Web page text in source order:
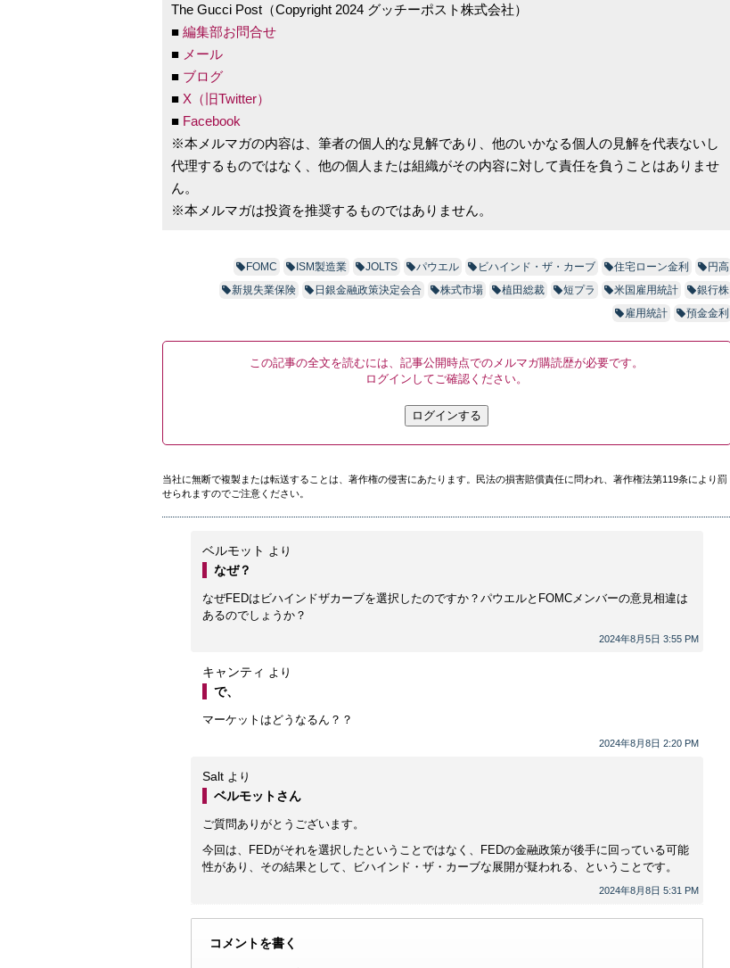
The Gucci Post（Copyright 2024 グッチーポスト株式会社）
■ 編集部お問合せ
■ メール
■ ブログ
■ X（旧Twitter）
■ Facebook
※本メルマガの内容は、筆者の個人的な見解であり、他のいかなる個人の見解を代表ないし
代理するものではなく、他の個人または組織がその内容に対して責任を負うことはありませ
ん。
※本メルマガは投資を推奨するものではありません。
FOMC ISM製造業 JOLTS パウエル ビハインド・ザ・カーブ 住宅ローン金利
円高
新規失業保険
日銀金融政策決定会合 株式市場 植田総裁 短プラ 米国雇用統計
銀行株
雇用統計
預金金利
この記事の全文を読むには、記事公開時点でのメルマガ購読歴が必要です。
ログインしてご確認ください。
ログインする
当社に無断で複製または転送することは、著作権の侵害にあたります。民法の損害賠償責任に問われ、著作権法第119条により罰
せられますのでご注意ください。
ベルモット より
2024年8月5日 3:55 PM
なぜ？
なぜFEDはビハインドザカーブを選択したのですか？パウエルとFOMCメンバーの意見相違は
あるのでしょうか？
キャンティ より
2024年8月8日 2:20 PM
で、
マーケットはどうなるん？？
Salt より
2024年8月8日 5:31 PM
ベルモットさん
ご質問ありがとうございます。
今回は、FEDがそれを選択したということではなく、FEDの金融政策が後手に回っている可能
性があり、その結果として、ビハインド・ザ・カーブな展開が疑われる、ということです。
コメントを書く